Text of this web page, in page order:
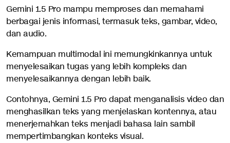
Gemini 1.5 Pro mampu memproses dan memahami
berbagai jenis informasi, termasuk teks, gambar, video,
dan audio.
Kemampuan multimodal ini memungkinkannya untuk
menyelesaikan tugas yang lebih kompleks dan
menyelesaikannya dengan lebih baik.
Contohnya, Gemini 1.5 Pro dapat menganalisis video dan
menghasilkan teks yang menjelaskan kontennya, atau
menerjemahkan teks menjadi bahasa lain sambil
mempertimbangkan konteks visual.